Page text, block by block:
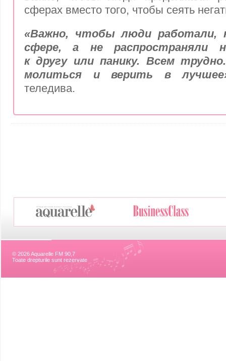
сферах вместо того, чтобы сеять
«Важно, чтобы люди работали,
сфере, а не распространяли
к другу или панику. Всем
молиться и верить в
теледива.
© 2026 Aquarelle FM 90,7
Toate drepturile sunt rezervate